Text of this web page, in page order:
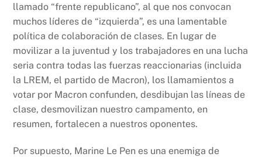
llamado “frente republicano”, al que nos convocan
muchos líderes de “izquierda”, es una lamentable
política de colaboración de clases. En lugar de
movilizar a la juventud y los trabajadores en una lucha
seria contra todas las fuerzas reaccionarias (incluida
la LREM, el partido de Macron), los llamamientos a
votar por Macron confunden, desdibujan las líneas de
clase, desmovilizan nuestro campamento, en
resumen, fortalecen a nuestros oponentes.
Por supuesto, Marine Le Pen es una enemiga de